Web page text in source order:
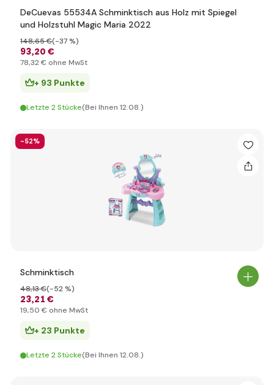
DeCuevas 55534A Schminktisch aus Holz mit Spiegel
und Holzstuhl Magic Maria 2022
93,20 €
148,65 €(-37 %)
78,32 € ohne MwSt
+ 93 Punkte
Letzte 2 Stücke(Bei Ihnen 12.08.)
-52%
Schminktisch
23,21 €
48,13 €(-52 %)
19,50 € ohne MwSt
+ 23 Punkte
Letzte 2 Stücke(Bei Ihnen 12.08.)